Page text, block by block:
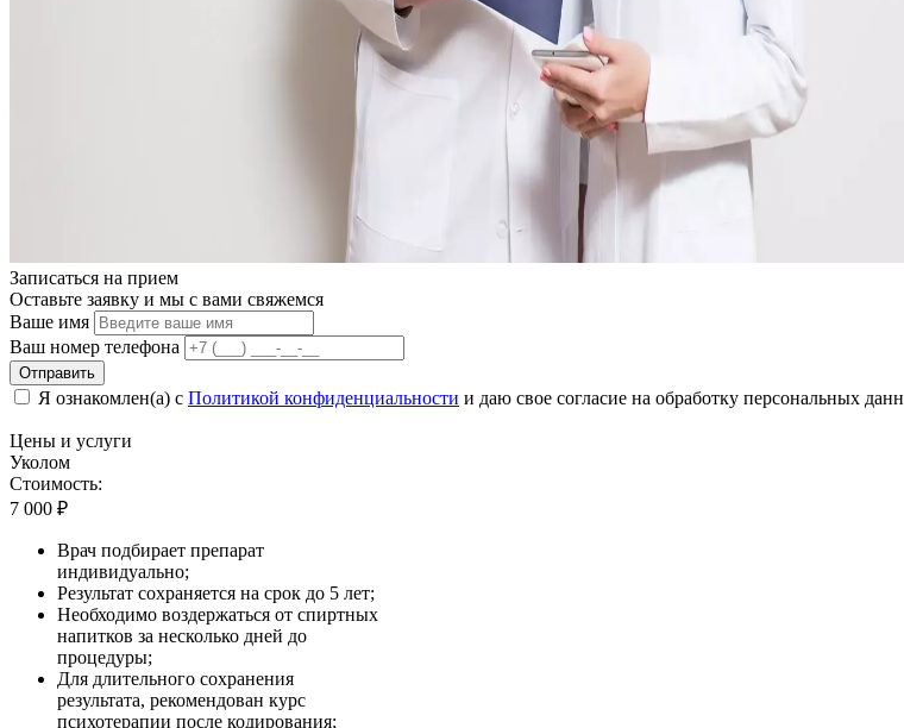
Записаться на прием
Оставьте заявку и мы с вами свяжемся
Ваше имя
Ваш номер телефона
Отправить
Я ознакомлен(а) с Политикой конфиденциальности и даю свое cогласие на обработку персональных
Цены и услуги
Уколом
Стоимость:
7 000 ₽
Врач подбирает препарат
индивидуально;
Результат сохраняется на срок до 5 лет;
Необходимо воздержаться от спиртных
напитков за несколько дней до
процедуры;
Для длительного сохранения
результата, рекомендован курс
психотерапии после кодирования;